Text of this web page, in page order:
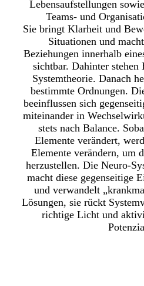
Lebensaufstellungen
Teams- und
Sie bringt Klarheit und
Situationen und
Beziehungen innerhalb
sichtbar. Dahinter stehen
Systemtheorie. Danach
bestimmte Ordnungen.
beeinflussen sich
miteinander in
stets nach Balance.
Elemente verändert,
Elemente verändern, um
herzustellen. Die Neuro-
macht diese gegenseitige
und verwandelt
Lösungen, sie rückt
richtige Licht und